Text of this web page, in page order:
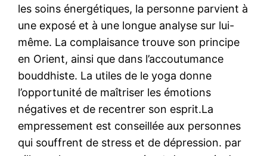
les soins énergétiques, la personne parvient à
une exposé et à une longue analyse sur lui-
même. La complaisance trouve son principe
en Orient, ainsi que dans l’accoutumance
bouddhiste. La utiles de le yoga donne
l’opportunité de maîtriser les émotions
négatives et de recentrer son esprit.La
empressement est conseillée aux personnes
qui souffrent de stress et de dépression. par